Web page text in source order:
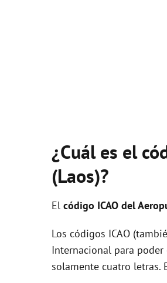
¿Cuál es el
(Laos)?
El código ICAO del
Los códigos ICAO
Internacional para
solamente cuatro letras.